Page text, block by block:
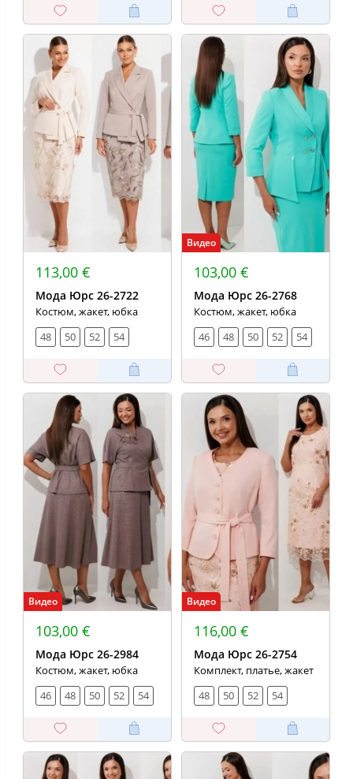
113,00 €
Мода Юрс 26-2722
Костюм, жакет, юбка
48
50 52 54
Видео
103,00 €
Мода Юрс 26-2768
Костюм, жакет, юбка
46
48 50 52 54
Видео
103,00 €
Мода Юрс 26-2984
Костюм, жакет, юбка
46
48 50 52 54
Видео
116,00 €
Мода Юрс 26-2754
Комплект, платье, жакет
48
50 52 54